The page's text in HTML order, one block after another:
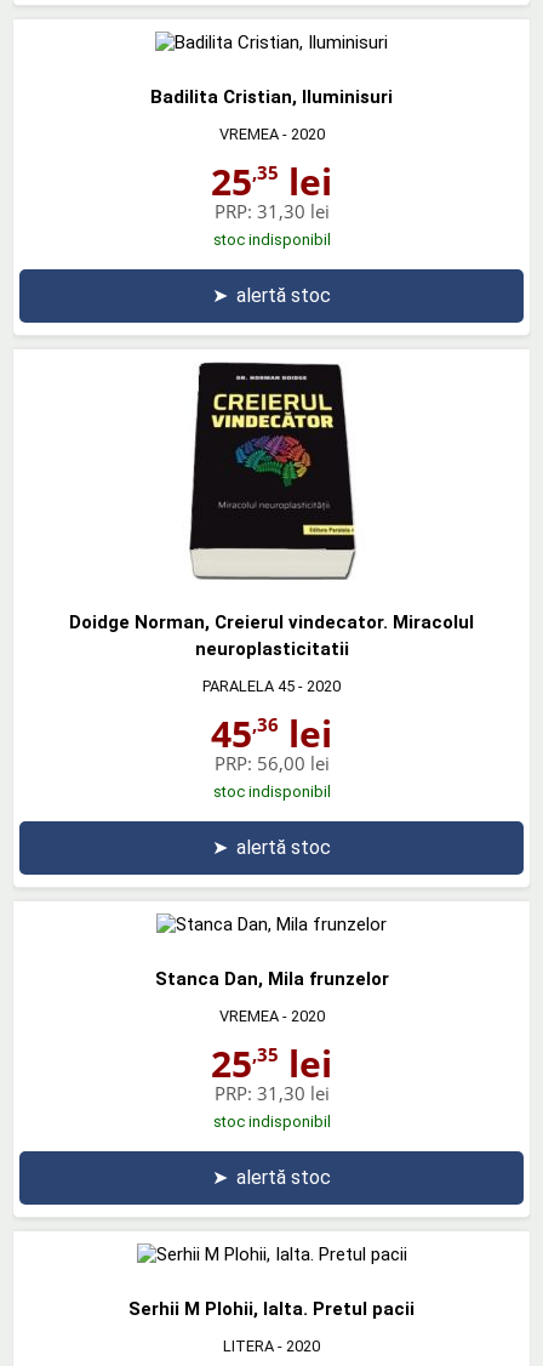
Badilita Cristian, Iluminisuri
VREMEA- 2020
25,35 lei
PRP: 31,30 lei
stoc indisponibil
➤ alertă stoc
Doidge Norman, Creierul vindecator. Miracolul
neuroplasticitatii
PARALELA 45 - 2020
45,36 lei
PRP: 56,00 lei
stoc indisponibil
➤ alertă stoc
Stanca Dan, Mila frunzelor
VREMEA- 2020
25,35 lei
PRP: 31,30 lei
stoc indisponibil
➤ alertă stoc
Serhii M Plohii, Ialta. Pretul pacii
LITERA - 2020